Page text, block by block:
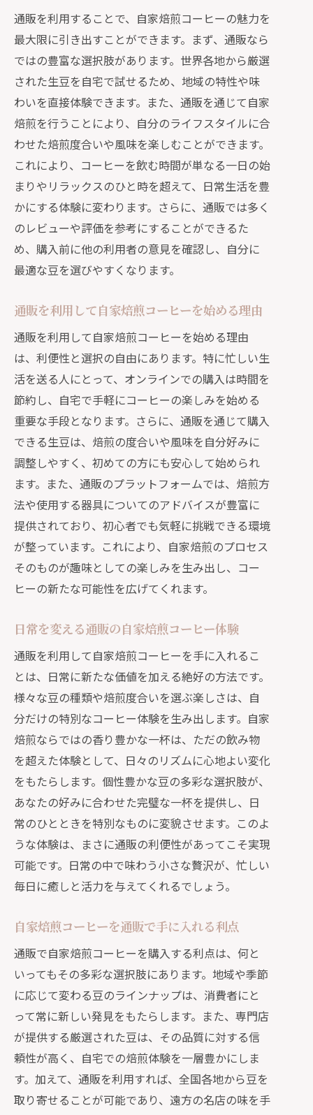
ーヒー体験
厳選された豆がもたらす通販の魅力
自分好みの豆を通販で見つける方法
通販で選ぶコーヒー豆の選び方
特別な体験を提供する通販のコーヒー
豆
通販で手に入る希少なコーヒー豆とは
通販を通じて楽しむ高品質なコーヒー
自宅で味わう通販の自家焙煎コーヒーがも
たらす贅沢なひととき
自宅で体験する通販コーヒーの贅沢さ
通販の自家焙煎コーヒーで贅沢な時間
通販コーヒーで演出する贅沢なひとと
き
自宅で味わう通販の贅沢なコーヒー体
験
通販の自家焙煎コーヒーがもたらすリ
ラックス効果
通販コーヒーで楽しむ贅沢なコーヒー
タイム
通販の多彩な選択肢からあなた好みのコー
ヒーを見つけよう
通販で見つける多様なコーヒー選択肢
好みに合わせた通販のコーヒー豆選び
通販で探すあなたのためのコーヒー
通販で見つけるあなた好みの一杯
通販で選ぶ理想のコーヒー体験
自家焙煎コーヒーの魅力を通販で手軽に体
験する方法
通販を使って手軽に自家焙煎コーヒー
を楽しむ
通販で始める自家焙煎コーヒーの簡単
な方法
手軽に楽しむ通販の自家焙煎コーヒー
通販で体験する自家焙煎コーヒーの魅
力
通販ならではの自家焙煎コーヒーの楽
通販で実現する簡単な自家焙煎コーヒ
ー体験
通販ならではの新鮮な豆で日常を特別な時
間に変える
通販の新鮮な豆がもたらす日常の変化
通販で手に入れる新鮮なコーヒー豆の
魅力
新鮮な豆を通販で簡単に手に入れる方
法
通販を利用することで、自家焙煎コーヒーの魅力を
最大限に引き出すことができます。まず、通販なら
ではの豊富な選択肢があります。世界各地から厳選
された生豆を自宅で試せるため、地域の特性や味
わいを直接体験できます。また、通販を通じて自家
焙煎を行うことにより、自分のライフスタイルに合
わせた焙煎度合いや風味を楽しむことができます。
これにより、コーヒーを飲む時間が単なる一日の始
まりやリラックスのひと時を超えて、日常生活を豊
かにする体験に変わります。さらに、通販では多く
のレビューや評価を参考にすることができるた
め、購入前に他の利用者の意見を確認し、自分に
最適な豆を選びやすくなります。
通販を利用して自家焙煎コーヒーを始める理由
通販を利用して自家焙煎コーヒーを始める理由
は、利便性と選択の自由にあります。特に忙しい生
活を送る人にとって、オンラインでの購入は時間を
節約し、自宅で手軽にコーヒーの楽しみを始める
重要な手段となります。さらに、通販を通じて購入
できる生豆は、焙煎の度合いや風味を自分好みに
調整しやすく、初めての方にも安心して始められ
ます。また、通販のプラットフォームでは、焙煎方
法や使用する器具についてのアドバイスが豊富に
提供されており、初心者でも気軽に挑戦できる環境
が整っています。これにより、自家焙煎のプロセス
そのものが趣味としての楽しみを生み出し、コー
ヒーの新たな可能性を広げてくれます。
日常を変える通販の自家焙煎コーヒー体験
通販を利用して自家焙煎コーヒーを手に入れるこ
とは、日常に新たな価値を加える絶好の方法です。
様々な豆の種類や焙煎度合いを選ぶ楽しさは、自
分だけの特別なコーヒー体験を生み出します。自家
焙煎ならではの香り豊かな一杯は、ただの飲み物
を超えた体験として、日々のリズムに心地よい変化
をもたらします。個性豊かな豆の多彩な選択肢が、
あなたの好みに合わせた完璧な一杯を提供し、日
常のひとときを特別なものに変貌させます。このよ
うな体験は、まさに通販の利便性があってこそ実現
可能です。日常の中で味わう小さな贅沢が、忙しい
毎日に癒しと活力を与えてくれるでしょう。
自家焙煎コーヒーを通販で手に入れる利点
通販で自家焙煎コーヒーを購入する利点は、何と
いってもその多彩な選択肢にあります。地域や季節
に応じて変わる豆のラインナップは、消費者にと
って常に新しい発見をもたらします。また、専門店
が提供する厳選された豆は、その品質に対する信
頼性が高く、自宅での焙煎体験を一層豊かにしま
す。加えて、通販を利用すれば、全国各地から豆を
取り寄せることが可能であり、遠方の名店の味を手